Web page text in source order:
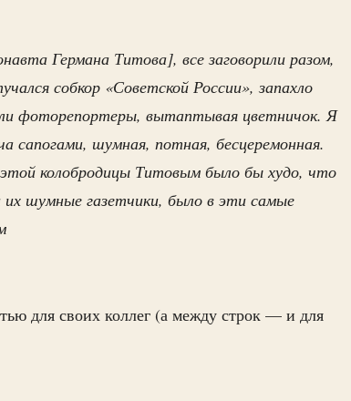
Германа Титова], все заговорили разом,
собкор «Советской России», запахло
фоторепортеры, вытаптывая цветничок. Я
сапогами, шумная, потная, бесцеремонная.
колобродицы Титовым было бы худо, что
их шумные газетчики, было в эти самые
для своих коллег (а между строк — и для